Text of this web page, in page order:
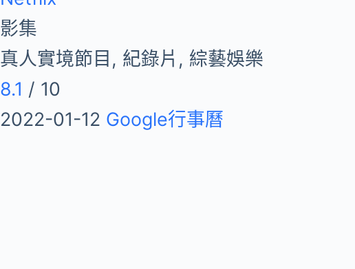
影集
真人實境節目, 紀錄片, 綜藝娛樂
8.1 / 10
2022-01-12 Google行事曆